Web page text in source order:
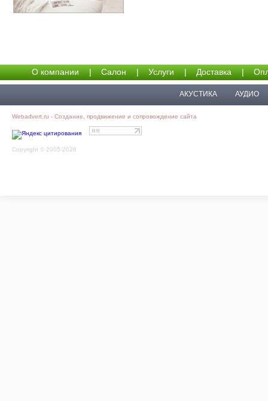
О компании | Салон | Услуги | Доставка |
АКУСТИКА АУДИО
Webadvert.ru - Создание, продвижение и сопровождение сайта
Copyright © 2005-2026